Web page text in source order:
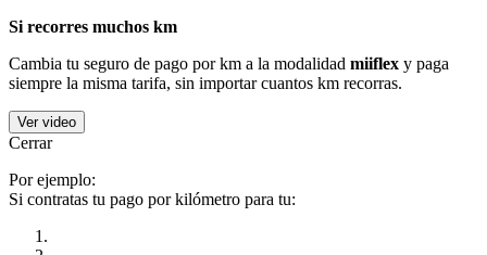
Si recorres muchos km
Cambia tu seguro de pago por km a la modalidad miiflex y paga
siempre la misma tarifa, sin importar cuantos km recorras.
Ver video
Cerrar
Por ejemplo:
Si contratas tu pago por kilómetro para tu: